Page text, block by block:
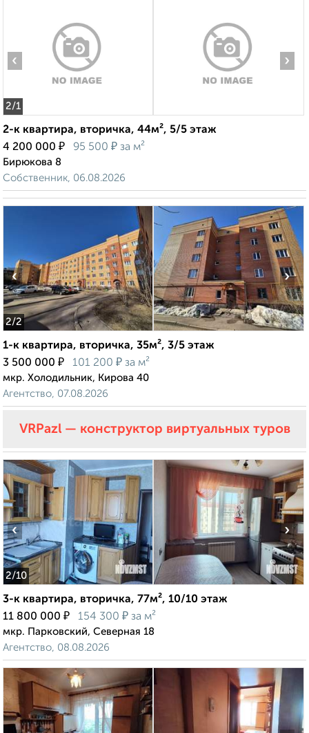
2/1
‹ ›
2-к квартира, вторичка, 44м², 5/5 этаж
4 200 000 ₽ 95 500 ₽ за м²
Бирюкова 8
Собственник, 06.08.2026
2/2
‹ ›
1-к квартира, вторичка, 35м², 3/5 этаж
3 500 000 ₽ 101 200 ₽ за м²
мкр. Холодильник, Кирова 40
Агентство, 07.08.2026
VRPazl — конструктор виртуальных туров
2/10
‹ ›
3-к квартира, вторичка, 77м², 10/10 этаж
11 800 000 ₽ 154 300 ₽ за м²
мкр. Парковский, Северная 18
Агентство, 08.08.2026